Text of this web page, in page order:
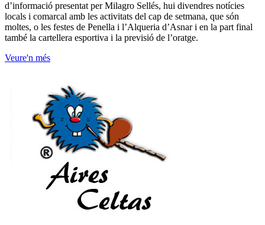
d’informació presentat per Milagro Sellés, hui divendres notícies
locals i comarcal amb les activitats del cap de setmana, que són
moltes, o les festes de Penella i l’Alqueria d’Asnar i en la part final
també la cartellera esportiva i la previsió de l’oratge.
Veure'n més